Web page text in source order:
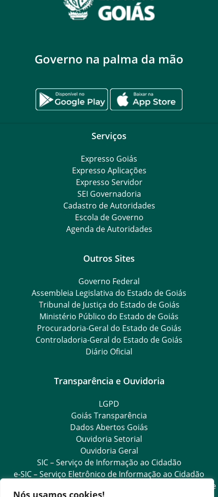
Nós usamos cookies!
Governo na palma da mão
Serviços
Expresso Goiás
Expresso Aplicações
Expresso Servidor
SEI Governadoria
Cadastro de Autoridades
Escola de Governo
Agenda de Autoridades
Outros Sites
Governo Federal
Assembleia Legislativa do Estado de Goiás
Tribunal de Justiça do Estado de Goiás
Ministério Público do Estado de Goiás
Procuradoria-Geral do Estado de Goiás
Controladoria-Geral do Estado de Goiás
Diário Oficial
Transparência e Ouvidoria
LGPD
Goiás Transparência
Dados Abertos Goiás
Ouvidoria Setorial
Ouvidoria Geral
SIC – Serviço de Informação ao Cidadão
e-SIC – Serviço Eletrônico de Informação ao Cidadão
Acesso às Informações das Organizações Sociais de Saúde